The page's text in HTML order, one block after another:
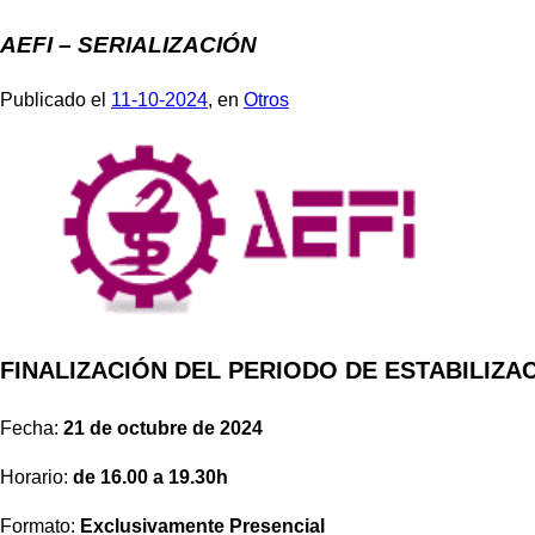
AEFI – SERIALIZACIÓN
Publicado el 11-10-2024, en Otros
FINALIZACIÓN DEL PERIODO DE
Fecha: 21 de octubre de 2024
Horario: de 16.00 a 19.30h
Formato: Exclusivamente Presencial